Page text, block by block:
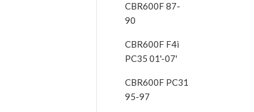
CBR600F 87-
90
CBR600F F4i
PC35 01'-07'
CBR600F PC31
95-97